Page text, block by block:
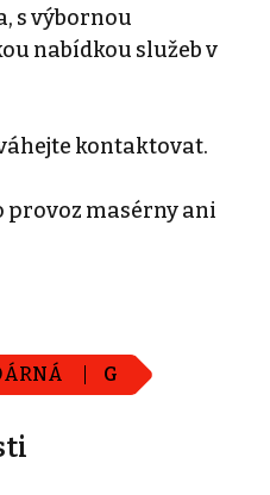
s výbornou
nabídkou služeb v
kontaktovat.
provoz masérny ani
G